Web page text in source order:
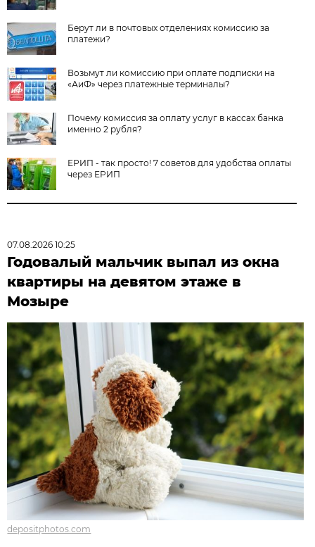
Берут ли в почтовых отделениях комиссию за
платежи?
Возьмут ли комиссию при оплате подписки на
«АиФ» через платежные терминалы?
Почему комиссия за оплату услуг в кассах банка
именно 2 рубля?
ЕРИП - так просто! 7 советов для удобства оплаты
через ЕРИП
07.08.2026 10:25
Годовалый мальчик выпал из окна
квартиры на девятом этаже в
Мозыре
depositphotos.com